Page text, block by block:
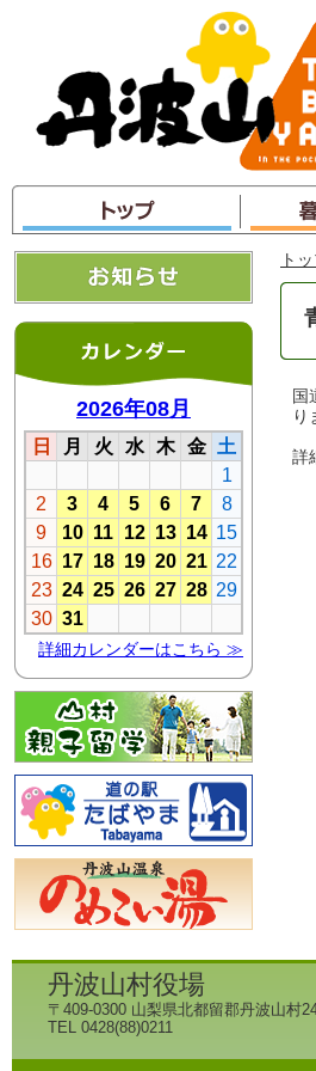
ャ
ン
プ
ト
国
り
詳
丹波山村役場
〒409-0300 山梨県北都留郡丹波山村
TEL 0428(88)0211